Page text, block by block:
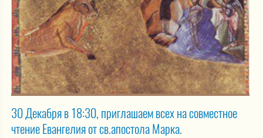
30 Декабря в 18:30, приглашаем всех на совместное
чтение Евангелия от св.апостола Марка.